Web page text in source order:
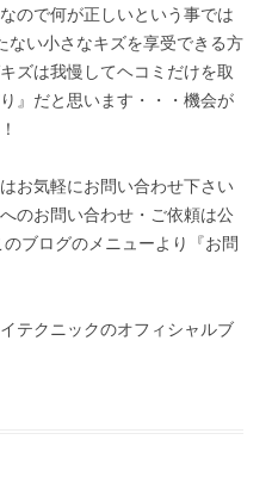
ので何が正しいという事では
ない小さなキズを享受できる方
ズは我慢してヘコミだけを取
』だと思います・・・機会が
お気軽にお問い合わせ下さい
のお問い合わせ・ご依頼は公
ブログのメニューより『お問
テクニックのオフィシャルブ